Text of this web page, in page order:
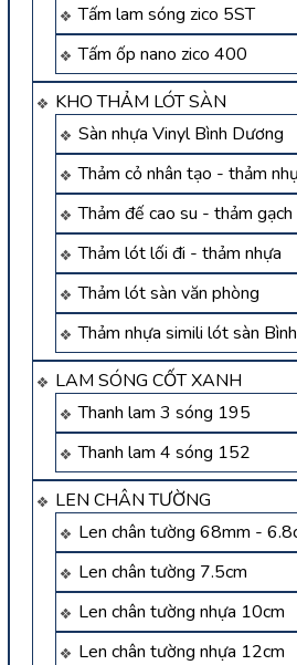
Tấm lam sóng zico 5ST
Tấm ốp nano zico 400
KHO THẢM LÓT SÀN
Sàn nhựa Vinyl Bình Dương
Thảm cỏ nhân tạo - thảm
Thảm đế cao su - thảm gạch
Thảm lót lối đi - thảm nhựa
Thảm lót sàn văn phòng
Thảm nhựa simili lót sàn
LAM SÓNG CỐT XANH
Thanh lam 3 sóng 195
Thanh lam 4 sóng 152
LEN CHÂN TƯỜNG
Len chân tường 68mm -
Len chân tường 7.5cm
Len chân tường nhựa 10cm
Len chân tường nhựa 12cm